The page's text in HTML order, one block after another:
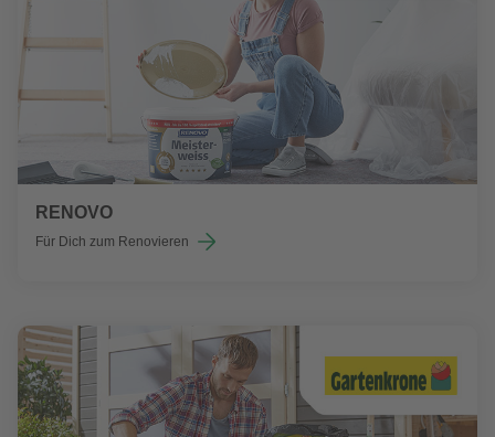
RENOVO
Für Dich zum Renovieren